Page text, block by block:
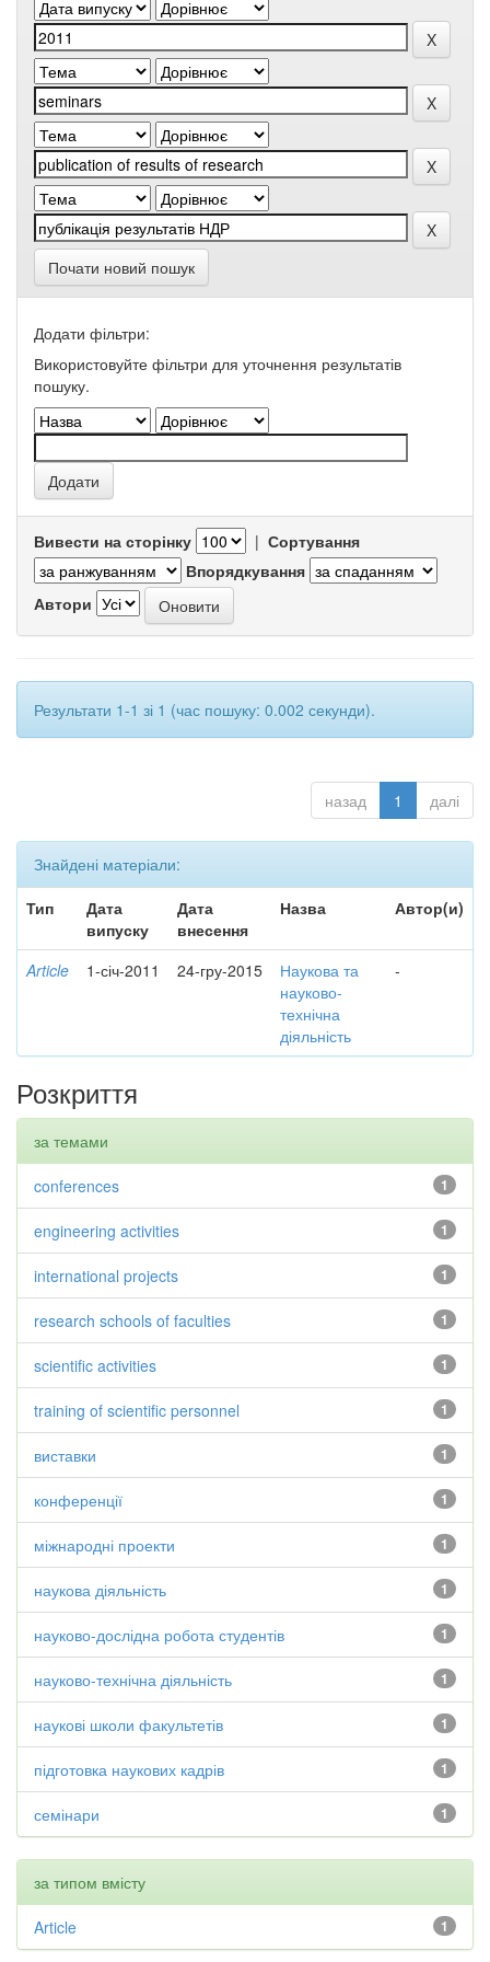
Почати новий пошук
Додати фільтри:
Використовуйте фільтри для уточнення результатів
пошуку.
Вивести на сторінку | Сортування
Впорядкування
Автори
Результати 1-1 зі 1 (час пошуку: 0.002 секунди).
назад 1 далі
Знайдені матеріали:
Тип
Дата
випуску
Дата
внесення
Назва Автор(и)
Article 1-січ-2011 24-гру-2015
Наукова та
науково-
технічна
діяльність
-
Розкриття
за темами
1
conferences
1
engineering activities
1
international projects
1
research schools of faculties
1
scientific activities
1
training of scientific personnel
1
виставки
1
конференції
1
міжнародні проекти
1
наукова діяльність
1
науково-дослідна робота студентів
1
науково-технічна діяльність
1
наукові школи факультетів
1
підготовка наукових кадрів
1
семінари
за типом вмісту
1
Article